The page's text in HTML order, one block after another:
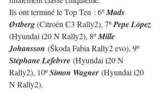
Ils ont terminé le Top Ten : 6º Mads
Østberg (Citroën C3 Rally2), 7º Pepe López
(Hyundai i20 N Rally2), 8º Mille
Johansson (Škoda Fabia Rally2 evo), 9º
Stéphane Lefebvre (Hyundai i20 N
Rally2), 10º Simon Wagner (Hyundai i20
N Rally2).